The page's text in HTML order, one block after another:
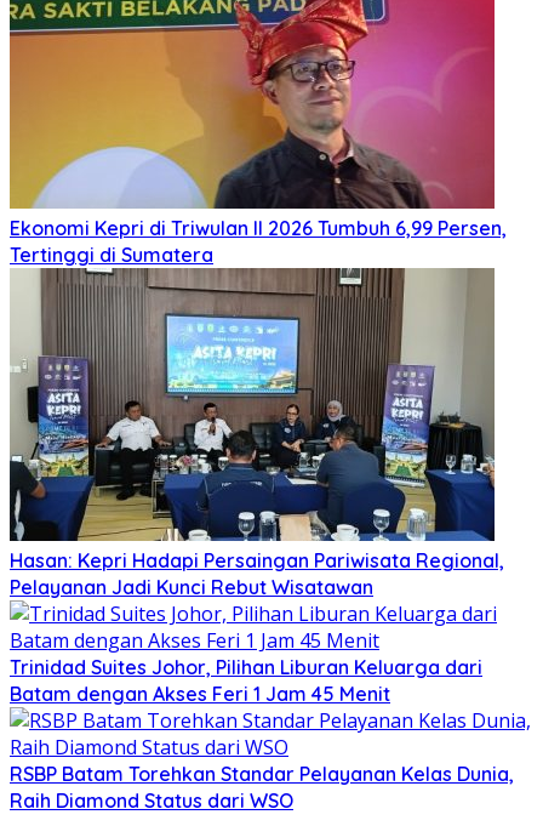
Ekonomi Kepri di Triwulan II 2026 Tumbuh 6,99 Persen,
Tertinggi di Sumatera
Hasan: Kepri Hadapi Persaingan Pariwisata Regional,
Pelayanan Jadi Kunci Rebut Wisatawan
Trinidad Suites Johor, Pilihan Liburan Keluarga dari
Batam dengan Akses Feri 1 Jam 45 Menit
RSBP Batam Torehkan Standar Pelayanan Kelas Dunia,
Raih Diamond Status dari WSO